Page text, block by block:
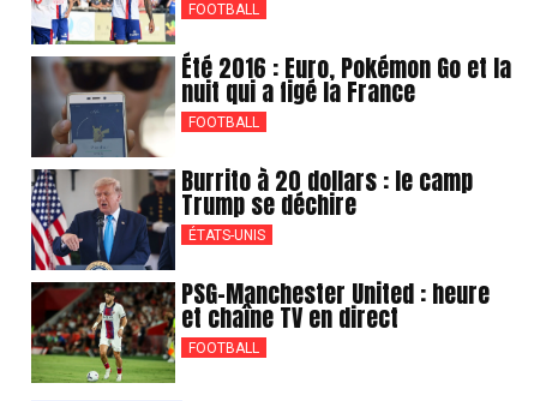
FOOTBALL
Été 2016 : Euro, Pokémon Go et la
nuit qui a figé la France
FOOTBALL
Burrito à 20 dollars : le camp
Trump se déchire
ÉTATS-UNIS
PSG-Manchester United : heure
et chaîne TV en direct
FOOTBALL